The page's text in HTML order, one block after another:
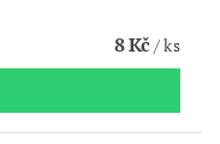
8 Kč/ ks